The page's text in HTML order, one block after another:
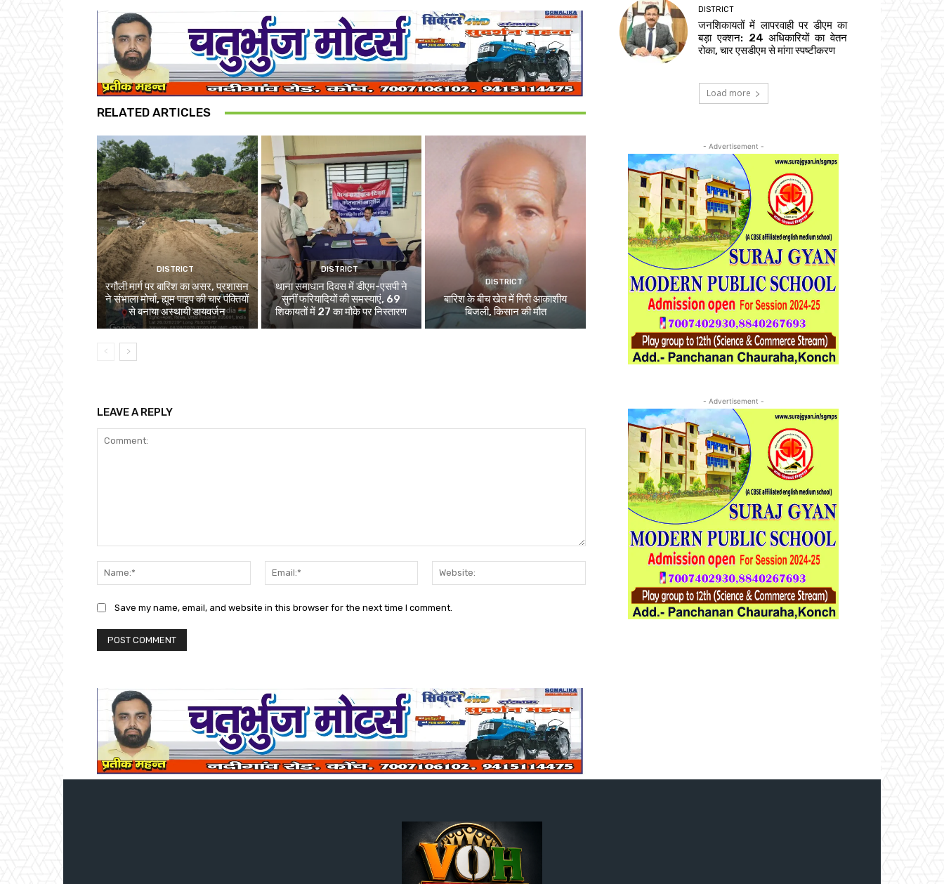
RELATED ARTICLES
DISTRICT
रगौली मार्ग पर बारिश का असर, प्रशासन
ने संभाला मोर्चा, ह्यूम पाइप की चार पंक्तियों
से बनाया अस्थायी डायवर्जन
DISTRICT
थाना समाधान दिवस में डीएम-एसपी ने
सुनीं फरियादियों की समस्याएं, 69
शिकायतों में 27 का मौके पर निस्तारण
DISTRICT
बारिश के बीच खेत में गिरी आकाशीय
बिजली, किसान की मौत
LEAVE A REPLY
Name:*
Email:*
Save my name, email, and website in this browser for the next time I comment.
DISTRICT
जनशिकायतों में लापरवाही पर डीएम का
बड़ा एक्शन: 24 अधिकारियों का वेतन
रोका, चार एसडीएम से मांगा स्पष्टीकरण
Load more
- Advertisement -
- Advertisement -